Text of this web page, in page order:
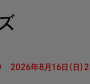
　2026年8月16日（日